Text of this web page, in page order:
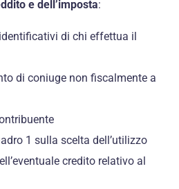
e dell’imposta:
di chi effettua il
di coniuge non fiscalmente a
1 sulla scelta dell’utilizzo
credito relativo al